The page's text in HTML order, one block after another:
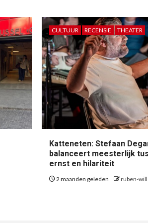
CULTUUR RECENSIE THEATER
Katteneten: Stefaan
balanceert meesterlijk
ernst en hilariteit
2 maanden geleden ruben-